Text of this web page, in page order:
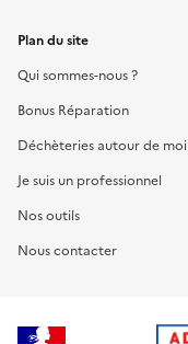
Plan du site
Qui sommes-nous ?
Bonus Réparation
Déchèteries autour de moi
Je suis un professionnel
Nos outils
Nous contacter